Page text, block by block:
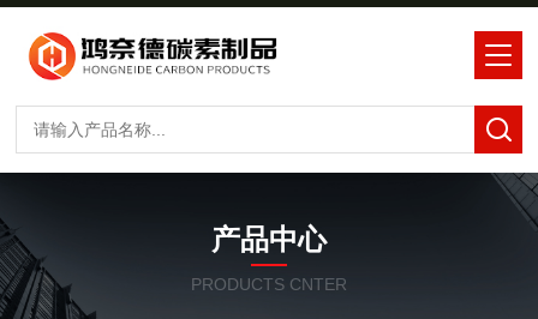
产品中心
PRODUCTS CNTER